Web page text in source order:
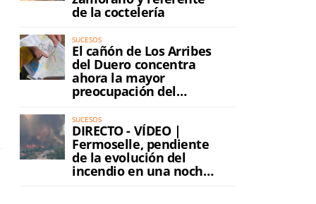
de la coctelería
SUCESOS
El cañón de Los Arribes
del Duero concentra
ahora la mayor
preocupación del
incendio
SUCESOS
DIRECTO - VÍDEO |
Fermoselle, pendiente
de la evolución del
incendio en una noche